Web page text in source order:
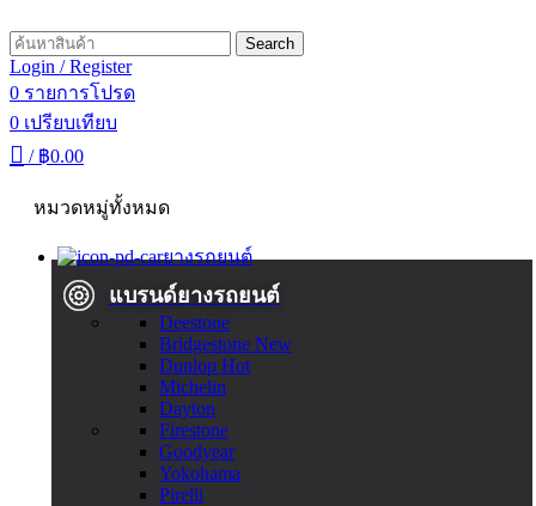
Search
Login / Register
0 รายการโปรด
0 เปรียบเทียบ
/ ฿0.00
หมวดหมู่ทั้งหมด
ยางรถยนต์
แบรนด์ยางรถยนต์
Deestone
Bridgestone New
Dunlop Hot
Michelin
Dayton
Firestone
Goodyear
Yokohama
Pirelli